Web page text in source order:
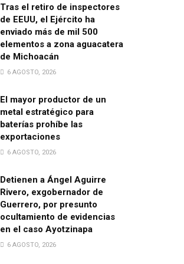
Tras el retiro de inspectores
de EEUU, el Ejército ha
enviado más de mil 500
elementos a zona aguacatera
de Michoacán
6 AGOSTO, 2026
El mayor productor de un
metal estratégico para
baterías prohíbe las
exportaciones
6 AGOSTO, 2026
Detienen a Ángel Aguirre
Rivero, exgobernador de
Guerrero, por presunto
ocultamiento de evidencias
en el caso Ayotzinapa
6 AGOSTO, 2026